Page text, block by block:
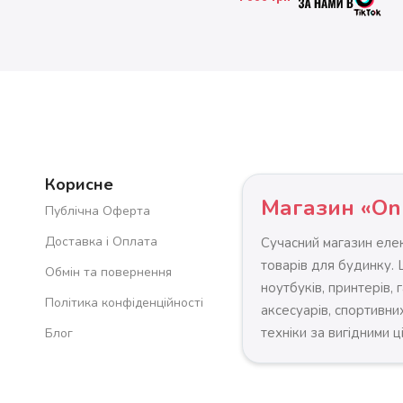
Корисне
Публічна Оферта
Доставка і Оплата
Обмін та повернення
Політика конфіденційності
Блог
Магазин
Сучасний магазин
товарів для будинку.
ноутбуків, принтерів,
аксесуарів,
техніки за вигідними